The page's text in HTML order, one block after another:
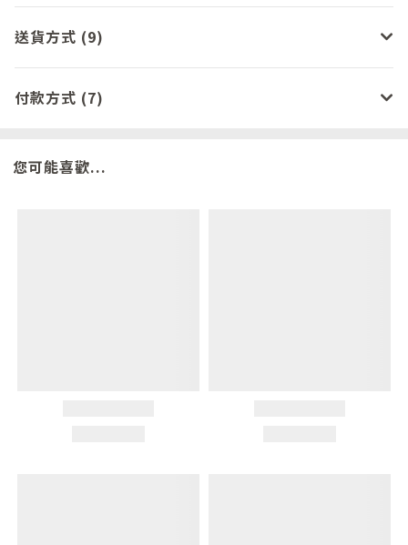
送貨方式 (9)
付款方式 (7)
您可能喜歡...